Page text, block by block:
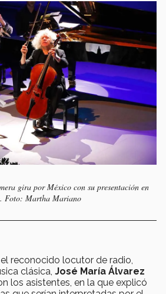
gira por México con su presentación en
Foto: Martha Mariano
reconocido locutor de radio,
clásica, José María Álvarez
los asistentes, en la que explicó